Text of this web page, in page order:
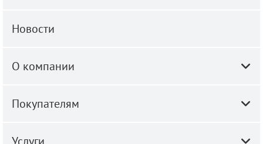
Новости
О компании
Покупателям